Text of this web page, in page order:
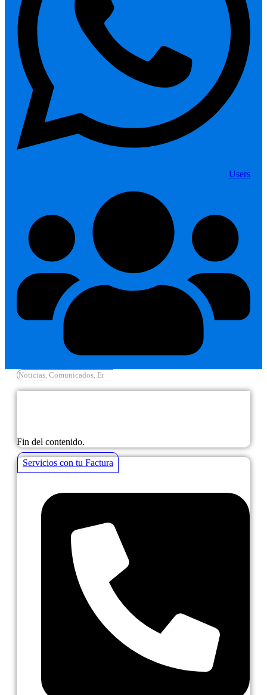
Users
Fin del contenido.
Servicios con tu Factura